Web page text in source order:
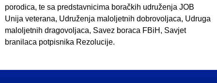
porodica, te sa predstavnicima boračkih udruženja JOB
Unija veterana, Udruženja maloljetnih dobrovoljaca, Udruga
maloljetnih dragovoljaca, Savez boraca FBiH, Savjet
branilaca potpisnika Rezolucije.